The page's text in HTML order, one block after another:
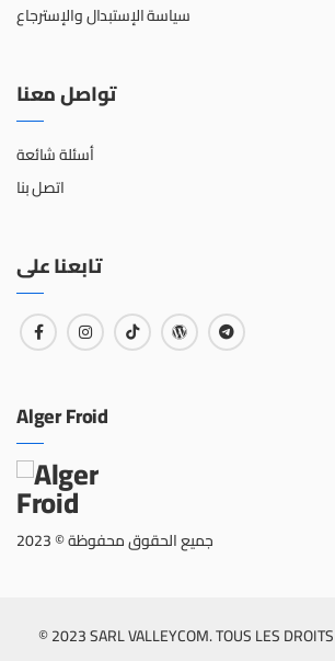
سياسة الإستبدال والإسترجاع
تواصل معنا
أسئلة شائعة
اتصل بنا
تابعنا على
Alger Froid
جميع الحقوق محفوظة © 2023
© 2023 SARL VALLEYCOM. TOUS LES